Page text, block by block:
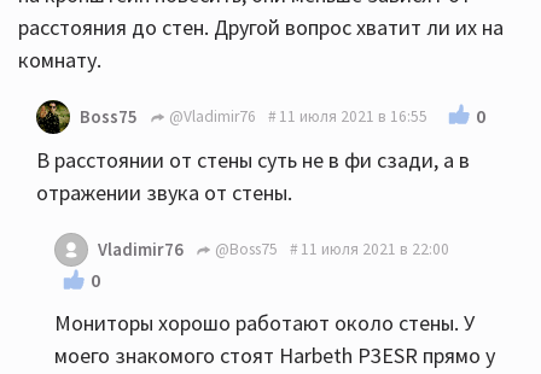
расстояния до стен. Другой вопрос хватит ли их на
комнату.
Boss75 @Vladimir76 11 июля 2021 в 16:55 0
В расстоянии от стены суть не в фи сзади, а в
отражении звука от стены.
Vladimir76 @Boss75 11 июля 2021 в 22:00
0
Мониторы хорошо работают около стены. У
моего знакомого стоят Harbeth P3ESR прямо у